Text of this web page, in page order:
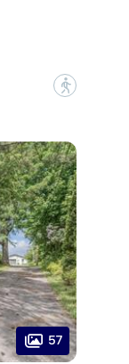
?
57